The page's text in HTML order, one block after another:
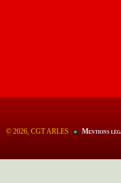
© 2026, CGT ARLES Mentions